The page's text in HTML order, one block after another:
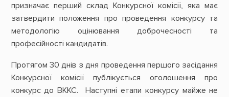
призначає перший склад Конкурсної комісії, яка має
затвердити положення про проведення конкурсу та
методологію оцінювання доброчесності та
професійності кандидатів.
Протягом 30 днів з дня проведення першого засідання
Конкурсної комісії публікується оголошення про
конкурс до ВККС. Наступні етапи конкурсу майже не